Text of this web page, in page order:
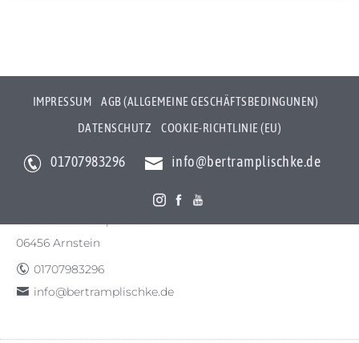
IMPRESSUM
AGB (ALLGEMEINE GESCHÄFTSBEDINGUNEN)
DATENSCHUTZ
COOKIE-RICHTLINIE (EU)
01707983296 info@bertramplischke.de
Bertram Plischke Individualfotografie
06456 Arnstein
01707983296
info@bertramplischke.de